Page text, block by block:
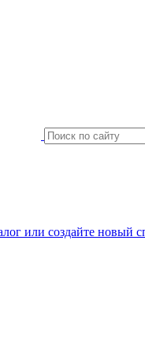
или создайте